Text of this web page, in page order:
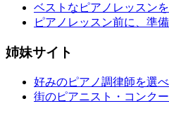
ベストなピアノレッスン
ピアノレッスン前に、準
姉妹サイト
好みのピアノ調律師を選
街のピアニスト・コンク